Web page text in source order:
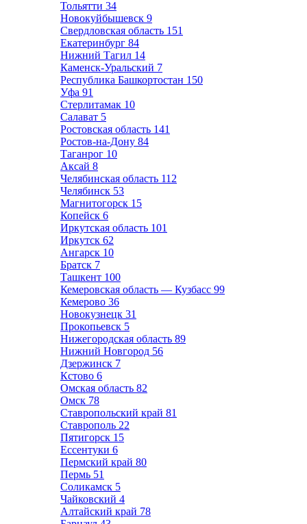
Тольятти 34
Новокуйбышевск 9
Свердловская область 151
Екатеринбург 84
Нижний Тагил 14
Каменск-Уральский 7
Республика Башкортостан 150
Уфа 91
Стерлитамак 10
Салават 5
Ростовская область 141
Ростов-на-Дону 84
Таганрог 10
Аксай 8
Челябинская область 112
Челябинск 53
Магнитогорск 15
Копейск 6
Иркутская область 101
Иркутск 62
Ангарск 10
Братск 7
Ташкент 100
Кемеровская область — Кузбасс 99
Кемерово 36
Новокузнецк 31
Прокопьевск 5
Нижегородская область 89
Нижний Новгород 56
Дзержинск 7
Кстово 6
Омская область 82
Омск 78
Ставропольский край 81
Ставрополь 22
Пятигорск 15
Ессентуки 6
Пермский край 80
Пермь 51
Соликамск 5
Чайковский 4
Алтайский край 78